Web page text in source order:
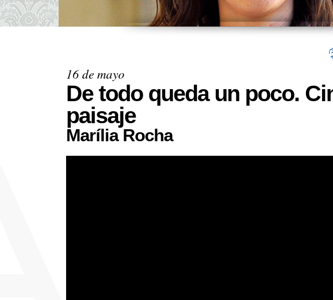
16 de mayo
De todo queda un poco.
paisaje
Marília Rocha